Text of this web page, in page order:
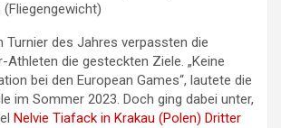
(Fliegengewicht)
Turnier des Jahres verpassten die
Athleten die gesteckten Ziele. „Keine
bei den European Games“, lautete die
im Sommer 2023. Doch ging dabei unter,
Nelvie Tiafack in Krakau (Polen) Dritter